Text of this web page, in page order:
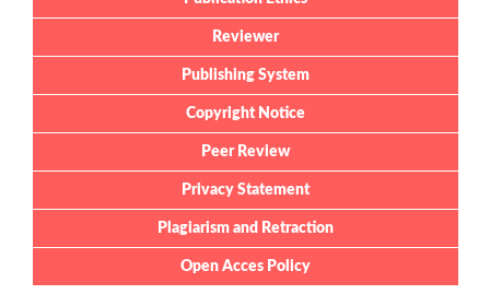
Reviewer
Publishing System
Copyright Notice
Peer Review
Privacy Statement
Plagiarism and Retraction
Open Acces Policy